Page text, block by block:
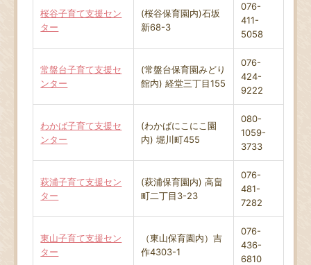
桜谷子育て支援セン
ター
(桜谷保育園内)石坂
新68-3
076-
411-
5058
常盤台子育て支援セ
ンター
(常盤台保育園みどり
館内) 経堂三丁目155
076-
424-
9222
わかば子育て支援セ
ンター
(わかばにこにこ園
内) 堀川町455
080-
1059-
3733
萩浦子育て支援セン
ター
(萩浦保育園内) 高畠
町二丁目3-23
076-
481-
7282
東山子育て支援セン
ター
（東山保育園内）吉
作4303-1
076-
436-
6810